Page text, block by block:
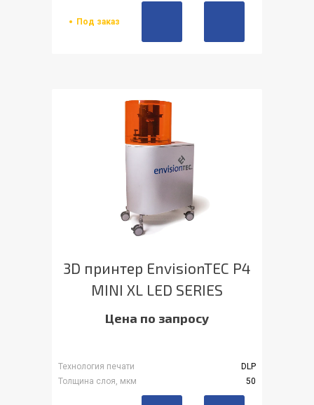
Под заказ
3D принтер EnvisionTEC P4
MINI XL LED SERIES
Цена по запросу
Технология печати
DLP
Толщина слоя, мкм
50